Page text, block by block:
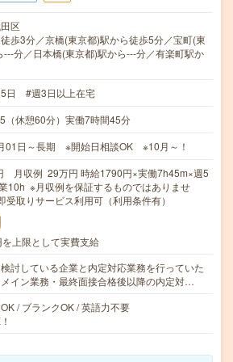
区
歩3分／京橋(東京都)駅から徒歩5分／宝町(東
---分／日本橋(東京都)駅から---分／有楽町駅か
5日 #週3日以上在宅
（休憩60分）実働7時間45分
01日～長期 ※開始日相談OK ※10月～！
月収例 29万円 時給1790円×実働7h45m×週5
10h ※月収例を保証するものではありませ
受取りサービス利用可（利用条件有）
上限として実費支給
討している企業と内定対応業務を行っていた
イン業務・最終面接合格後以降の内定対…
/ ブランクOK / 英語力不要